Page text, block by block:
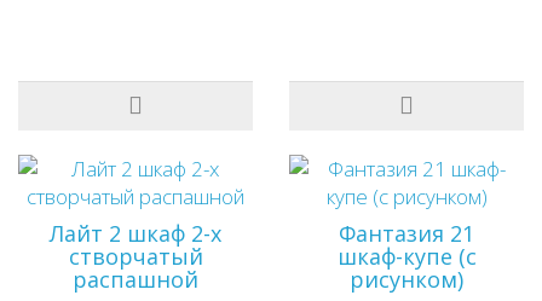
Лайт 2 шкаф 2-х
створчатый
распашной
Фантазия 21
шкаф-купе (с
рисунком)